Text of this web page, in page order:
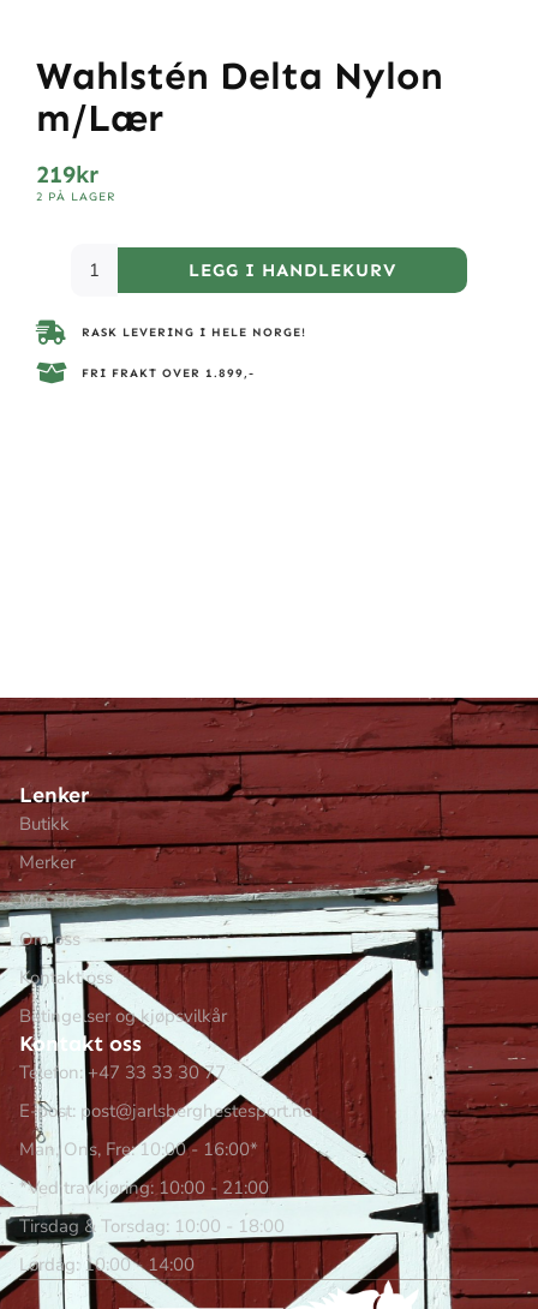
Wahlstén Delta Nylon
m/Lær
219kr
2 PÅ LAGER
LEGG I HANDLEKURV
RASK LEVERING I HELE NORGE!
FRI FRAKT OVER 1.899,-
Lenker
Butikk
Merker
Min side
Om oss
Kontakt oss
Betingelser og kjøpsvilkår
Kontakt oss
Telefon: +47 33 33 30 77
E-post: post@jarlsberghestesport.no
Man, Ons, Fre: 10:00 - 16:00*
*Ved travkjøring: 10:00 - 21:00
Tirsdag & Torsdag: 10:00 - 18:00
Lørdag: 10:00 - 14:00